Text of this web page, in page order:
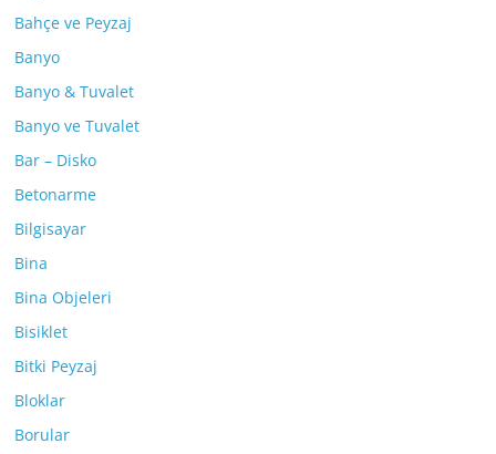
Bahçe ve Peyzaj
Banyo
Banyo & Tuvalet
Banyo ve Tuvalet
Bar – Disko
Betonarme
Bilgisayar
Bina
Bina Objeleri
Bisiklet
Bitki Peyzaj
Bloklar
Borular